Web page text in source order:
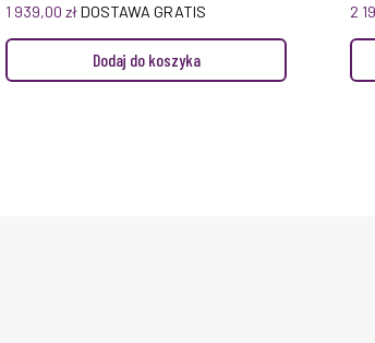
1 939,00złDOSTAWA GRATIS
Dodaj do koszyka
2